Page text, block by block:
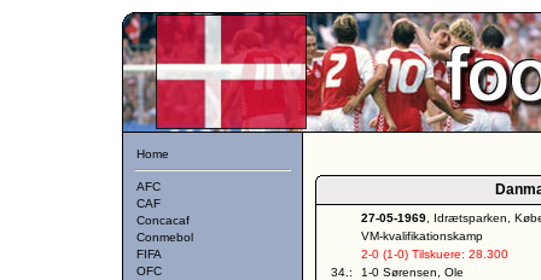
Home
AFC
CAF
Concacaf
Conmebol
FIFA
OFC
27-05-1969 , Idrætsparken,
VM-kvalifikationskamp
2-0 (1-0) Tilskuere: 28.300
34.:
1-0 Sørensen, Ole